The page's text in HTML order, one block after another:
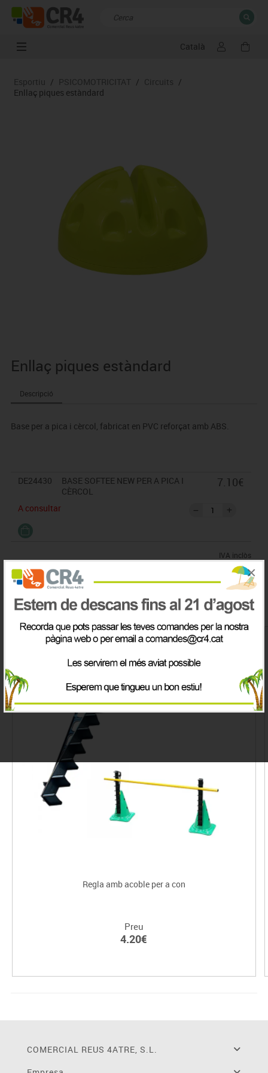
×
Català
Resultats de la recerca TANCAR
Esportiu / PSICOMOTRICITAT / Circuits /
Enllaç piques estàndard
Enllaç piques estàndard
Descripció
Base per a pica i cèrcol, fabricat en PVC reforçat amb ABS.
DE24430
BASE SOFTEE NEW PER A PICA I
CÈRCOL
A consultar
7.10€
IVA inclòs
Productes de la mateix categoria
Regla amb acoble per a con
Preu
4.20€
COMERCIAL REUS 4ATRE, S.L.